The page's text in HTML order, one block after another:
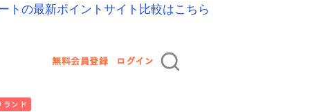
トの最新ポイントサイト比較はこちら